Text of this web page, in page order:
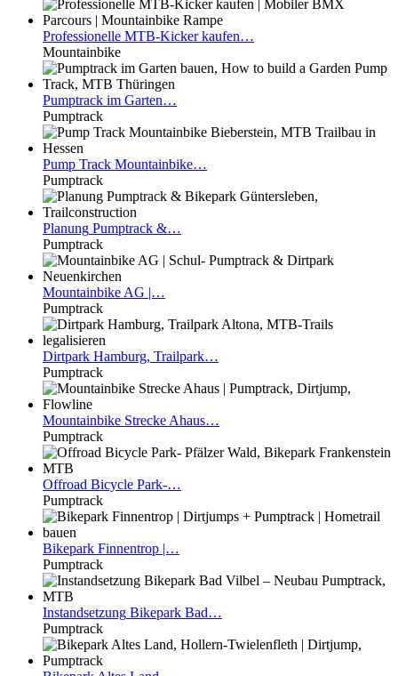
Professionelle MTB-Kicker kaufen…
Mountainbike
Pumptrack im Garten…
Pumptrack
Pump Track Mountainbike…
Pumptrack
Planung Pumptrack &…
Pumptrack
Mountainbike AG |…
Pumptrack
Dirtpark Hamburg, Trailpark…
Pumptrack
Mountainbike Strecke Ahaus…
Pumptrack
Offroad Bicycle Park-…
Pumptrack
Bikepark Finnentrop |…
Pumptrack
Instandsetzung Bikepark Bad…
Pumptrack